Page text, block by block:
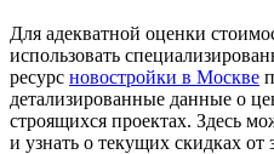
Для адекватной оценки
использовать
ресурс новостройки в Москве
детализированные данные о
строящихся проектах. Здесь
и узнать о текущих скидках от